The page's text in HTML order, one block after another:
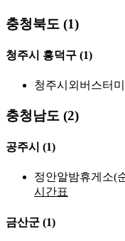
충청북도 (1)
청주시 흥덕구 (1)
청주시외버스터
충청남도 (2)
공주시 (1)
정안알밤휴게소(
시간표
금산군 (1)